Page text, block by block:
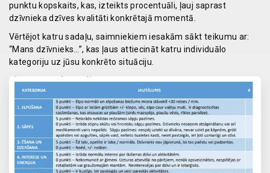
punktu kopskaits, kas, izteikts procentuāli, ļauj saprast
dzīvnieka dzīves kvalitāti konkrētajā momentā.
Vērtējot katru sadaļu, saimniekiem iesakām sākt teikumu ar:
“Mans dzīvnieks…”, kas ļaus attiecināt katru individuālo
kategoriju uz jūsu konkrēto situāciju.